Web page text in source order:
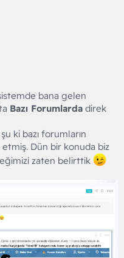
bana gelen
Bazı Forumlarda direk
ki bazı forumların
Dün bir konuda biz
zaten belirttik